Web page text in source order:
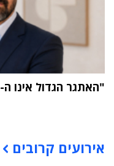
"האתגר הגדול אינו ה-AI אלא הטמעתה בארגון"
אירועים קרובים